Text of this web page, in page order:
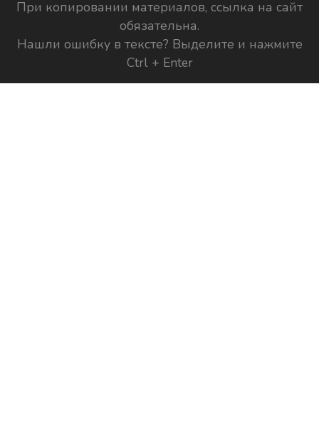
При копировании материалов, ссылка на сайт
обязательна.
Нашли ошибку в тексте? Выделите и нажмите
Ctrl + Enter